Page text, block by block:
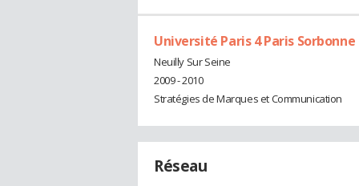
Université Paris 4 Paris Sorbonne
Neuilly Sur Seine
2009 - 2010
Stratégies de Marques et Communication
Réseau